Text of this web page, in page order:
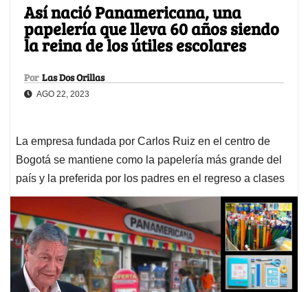
Así nació Panamericana, una
papelería que lleva 60 años siendo
la reina de los útiles escolares
Por Las Dos Orillas
AGO 22, 2023
La empresa fundada por Carlos Ruiz en el centro de
Bogotá se mantiene como la papelería más grande del
país y la preferida por los padres en el regreso a clases